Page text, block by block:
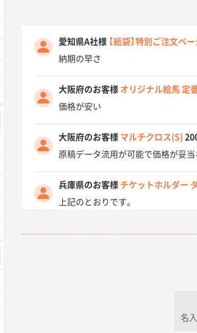
愛知県A社様 【紙袋】特別ご注文ペ
納期の早さ
大阪府のお客様 オリジナル絵馬 定
価格が安い
大阪府のお客様 マルチクロス(S)
原稿データ流用が可能で価格が妥当
兵庫県のお客様 チケットホルダー
上記のとおりです。
愛知県I社様 【オーダー商品】特別
名